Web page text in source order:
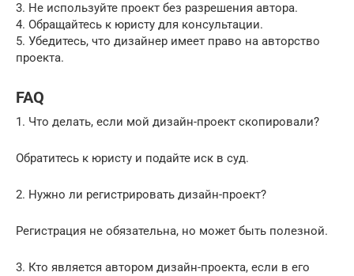
3. Не используйте проект без разрешения автора.
4. Обращайтесь к юристу для консультации.
5. Убедитесь, что дизайнер имеет право на авторство
проекта.
FAQ
1. Что делать, если мой дизайн-проект скопировали?
Обратитесь к юристу и подайте иск в суд.
2. Нужно ли регистрировать дизайн-проект?
Регистрация не обязательна, но может быть полезной.
3. Кто является автором дизайн-проекта, если в его